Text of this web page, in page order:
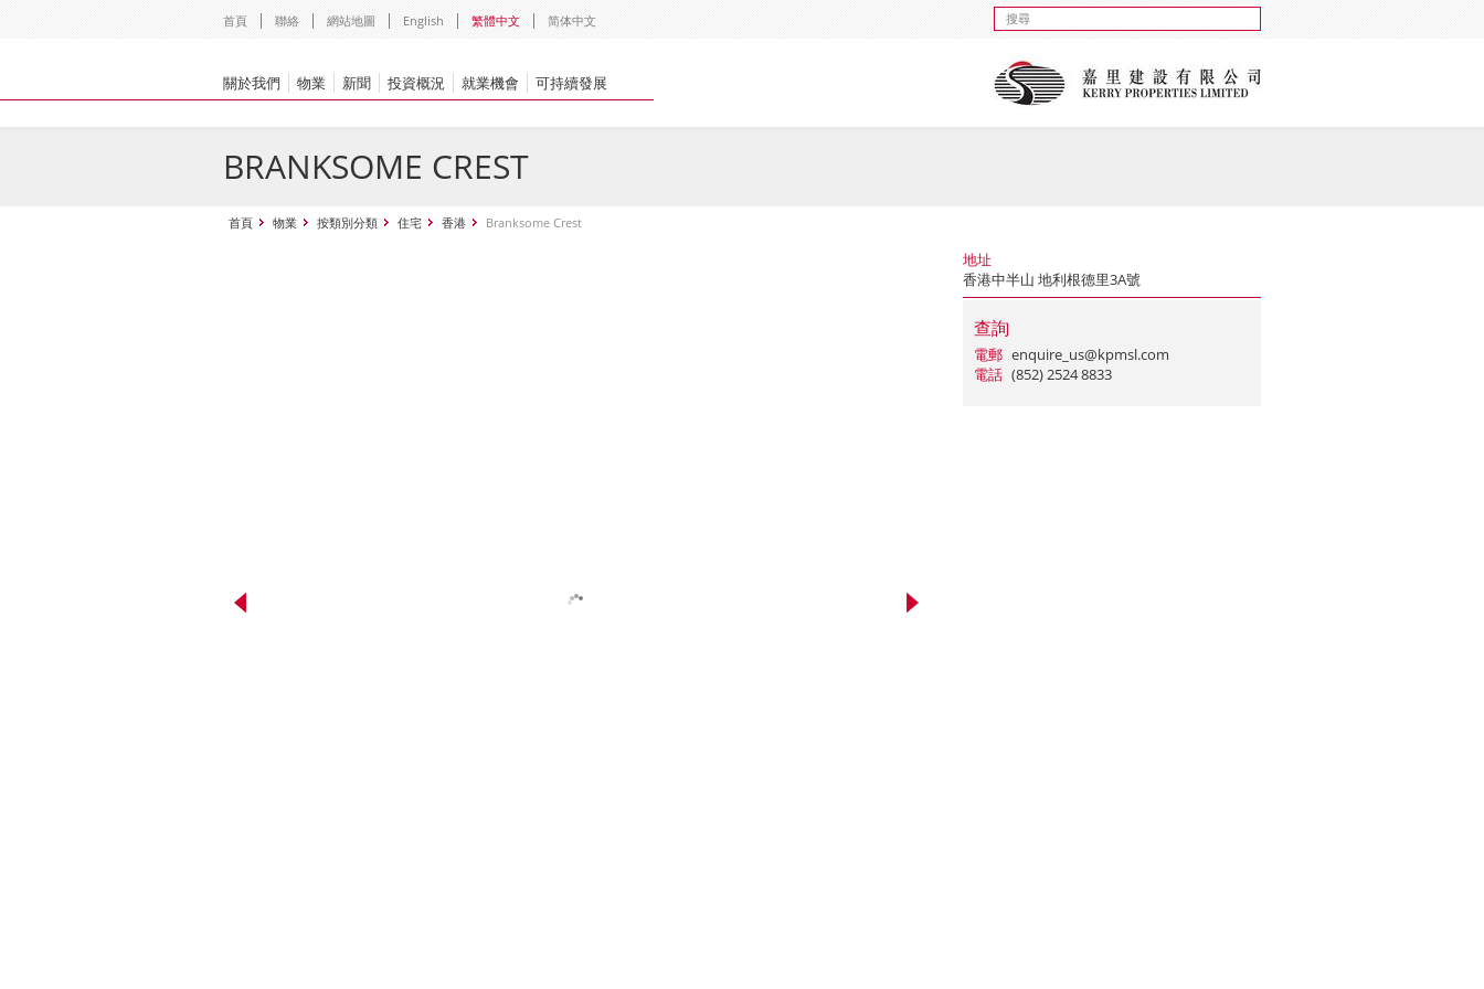
首頁 聯絡 網站地圖 English 繁體中文 简体中文
關於我們 物業 新聞 投資概況 就業機會 可持續發展
BRANKSOME CREST
首頁 物業 按類別分類 住宅 香港 Branksome Crest
地址
香港中半山 地利根德里3A號
查詢
電郵 enquire_us@kpmsl.com
電話 (852) 2524 8833